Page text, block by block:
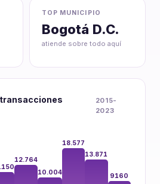
TOP MUNICIPIO
Bogotá D.C.
atiende sobre todo aquí
2015-
2023
12.764
10.004
18.577
13.871
9160